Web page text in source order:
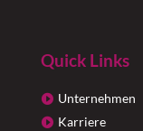
Quick Links
Unternehmen
Karriere